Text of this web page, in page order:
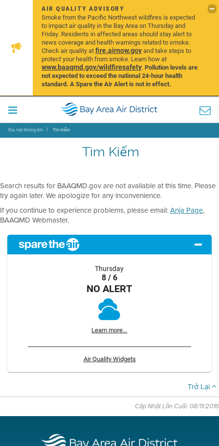
AIR QUALITY ADVISORY
Smoke from the Pacific Northwest wildfires is expected
to impact air quality in the Bay Area on Thursday and
Friday. Residents in affected areas should stay alert to
news coverage and health warnings related to smoke.
Check air quality atfire.airnow.govand take steps to
protect your health from smoke. Learn how at
www.baaqmd.gov/wildfiresafety.Pollution levels are
not expected to exceed the national 24-hour health
standard. A Spare the Air Alert is not in effect.
Địa Hạt Không Khí Tìm Kiếm
Tìm Kiếm
Search results for BAAQMD.gov are not available at this time. Please
try again later. We apologize for any inconvenience.
If you continue to experience problems, please email:Anja Page,
BAAQMD Webmaster.
Thursday
8 / 6
NO ALERT
Learn more...
Air Quality Widgets
Trở Lại
Cập Nhật Lần Cuối: 08/11/2016